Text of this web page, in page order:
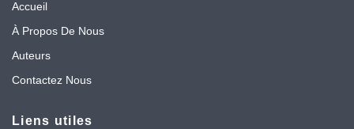
Accueil
À Propos De Nous
Auteurs
Contactez Nous
Liens utiles